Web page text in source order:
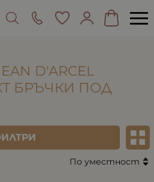
D'ARCEL
БРЪЧКИ ПОД
По уместност